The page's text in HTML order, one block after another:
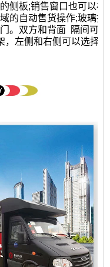
侧板;销售窗口也可以
的自动售货操作;玻璃
。双方和背面
隔间可
，左侧和右侧可以选择